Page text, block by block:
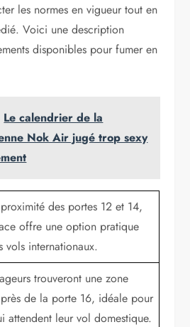
les normes en vigueur tout en
Voici une description
disponibles pour fumer en
Le calendrier de la
Nok Air jugé trop sexy
des portes 12 et 14,
offre une option pratique
vols internationaux.
trouveront une zone
de la porte 16, idéale pour
attendent leur vol domestique.